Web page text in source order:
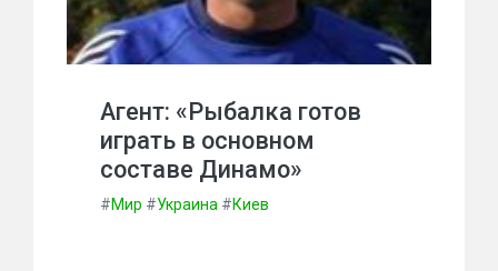
Агент: «Рыбалка готов
играть в основном
составе Динамо»
#Мир #Украина #Киев